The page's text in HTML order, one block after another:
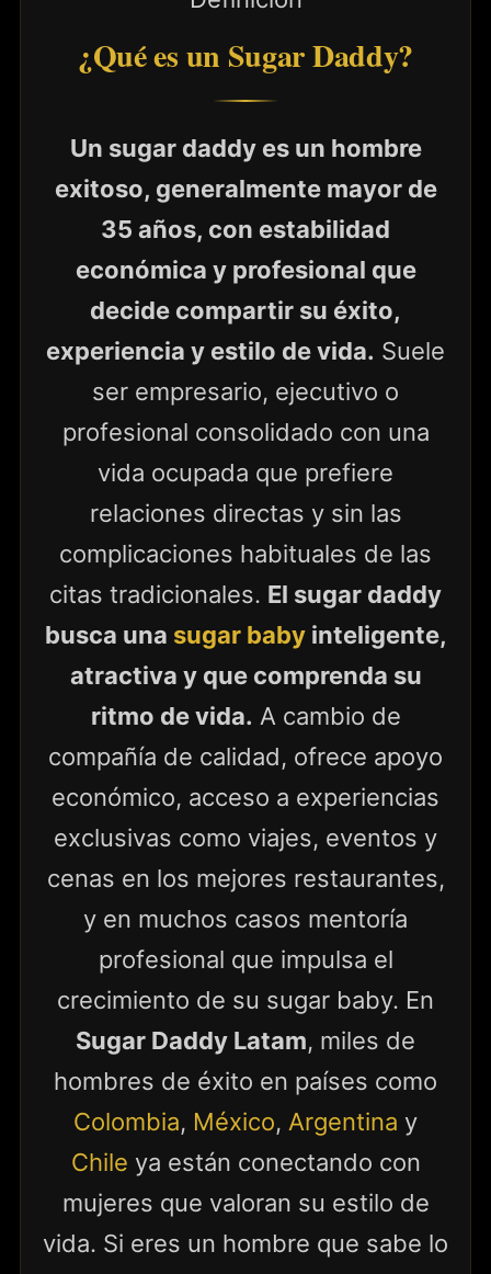
¿Qué es un Sugar Daddy?
Un sugar daddy es un hombre
exitoso, generalmente mayor de
35 años, con estabilidad
económica y profesional que
decide compartir su éxito,
experiencia y estilo de vida. Suele
ser empresario, ejecutivo o
profesional consolidado con una
vida ocupada que prefiere
relaciones directas y sin las
complicaciones habituales de las
citas tradicionales. El sugar daddy
busca una sugar babyinteligente,
atractiva y que comprenda su
ritmo de vida. A cambio de
compañía de calidad, ofrece apoyo
económico, acceso a experiencias
exclusivas como viajes, eventos y
cenas en los mejores restaurantes,
y en muchos casos mentoría
profesional que impulsa el
crecimiento de su sugar baby. En
Sugar Daddy Latam, miles de
hombres de éxito en países como
Colombia, México, Argentina y
Chile ya están conectando con
mujeres que valoran su estilo de
vida. Si eres un hombre que sabe lo